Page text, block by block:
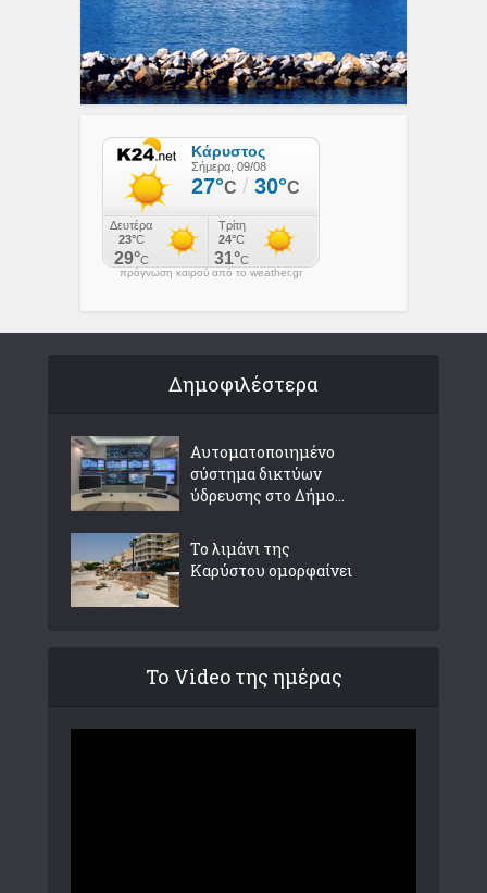
πρόγνωση καιρού από το weather.gr
Δημοφιλέστερα
Αυτοματοποιημένο
σύστημα δικτύων
ύδρευσης στο Δήμο...
Το λιμάνι της
Καρύστου ομορφαίνει
Το Video της ημέρας